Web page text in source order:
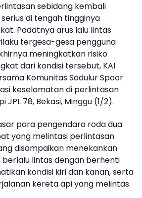
sebidang kembali
di tengah tingginya
Padatnya arus lalu lintas
tergesa-gesa pengguna
meningkatkan risiko
dari kondisi tersebut, KAI
Komunitas Sadulur Spoor
keselamatan di perlintasan
78, Bekasi, Minggu (1/2).
para pengendara roda dua
yang melintasi perlintasan
disampaikan menekankan
berlalu lintas dengan berhenti
kondisi kiri dan kanan, serta
kereta api yang melintas.